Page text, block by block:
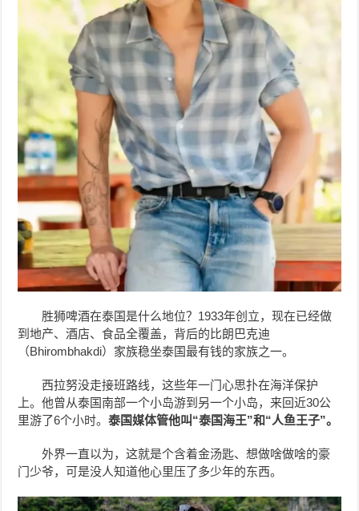
胜狮啤酒在泰国是什么地位？1933年创立，现在已经做
到地产、酒店、食品全覆盖，背后的比朗巴克迪
（Bhirombhakdi）家族稳坐泰国最有钱的家族之一。
西拉努没走接班路线，这些年一门心思扑在海洋保护
上。他曾从泰国南部一个小岛游到另一个小岛，来回近30公
里游了6个小时。泰国媒体管他叫“泰国海王”和“人鱼王子”。
外界一直以为，这就是个含着金汤匙、想做啥做啥的豪
门少爷，可是没人知道他心里压了多少年的东西。